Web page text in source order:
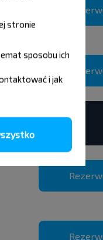
stronie
sposobu ich
i jak